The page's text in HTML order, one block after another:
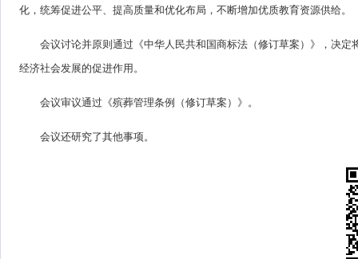
化，统筹促进公平、提高质量和优化布局，不断增加优质教育资源供给。
会议讨论并原则通过《中华人民共和国商标法（修订草案）》，决
经济社会发展的促进作用。
会议审议通过《殡葬管理条例（修订草案）》。
会议还研究了其他事项。